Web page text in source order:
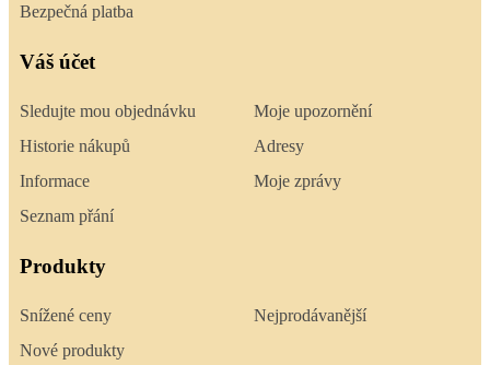
Bezpečná platba
Váš účet
Sledujte mou objednávku
Historie nákupů
Informace
Seznam přání
Moje upozornění
Adresy
Moje zprávy
Produkty
Snížené ceny
Nové produkty
Nejprodávanější